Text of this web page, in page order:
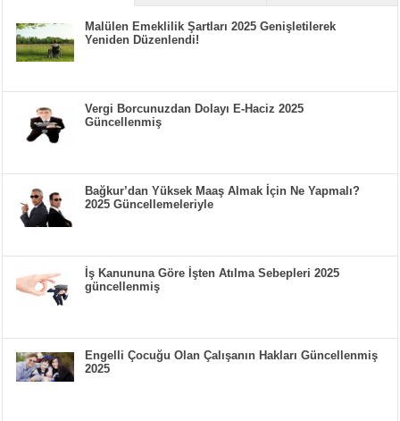
Malülen Emeklilik Şartları 2025 Genişletilerek
Yeniden Düzenlendi!
Vergi Borcunuzdan Dolayı E-Haciz 2025
Güncellenmiş
Bağkur’dan Yüksek Maaş Almak İçin Ne Yapmalı?
2025 Güncellemeleriyle
İş Kanununa Göre İşten Atılma Sebepleri 2025
güncellenmiş
Engelli Çocuğu Olan Çalışanın Hakları Güncellenmiş
2025